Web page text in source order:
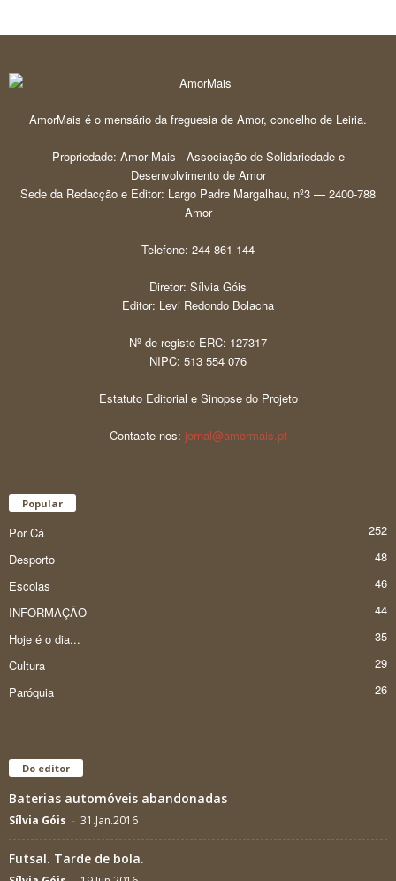
AmorMais é o mensário da freguesia de Amor, concelho de Leiria.
Propriedade: Amor Mais - Associação de Solidariedade e
Desenvolvimento de Amor
Sede da Redacção e Editor: Largo Padre Margalhau, nº3 — 2400-788
Amor
Telefone: 244 861 144
Diretor: Sílvia Góis
Editor: Levi Redondo Bolacha
Nº de registo ERC: 127317
NIPC: 513 554 076
Estatuto Editorial e Sinopse do Projeto
Contacte-nos: jornal@amormais.pt
Popular
Por Cá
252
Desporto
48
Escolas
46
INFORMAÇÃO
44
Hoje é o dia...
35
Cultura
29
Paróquia
26
Do editor
Baterias automóveis abandonadas
Sílvia Góis - 31.Jan.2016
Futsal. Tarde de bola.